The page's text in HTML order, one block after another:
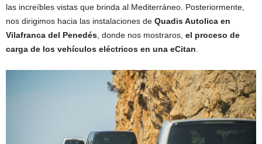
las increíbles vistas que brinda al Mediterráneo. Posteriormente,
nos dirigimos hacia las instalaciones de Quadis Autolica en
Vilafranca del Penedés , donde nos mostraros, el proceso de
carga de los vehículos eléctricos en una eCitan